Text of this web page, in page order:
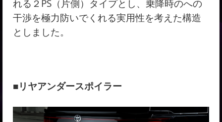
れる２PS（片側）タイプとし、乗降時のへの
干渉を極力防いでくれる実用性を考えた構造
としました。
■リヤアンダースポイラー